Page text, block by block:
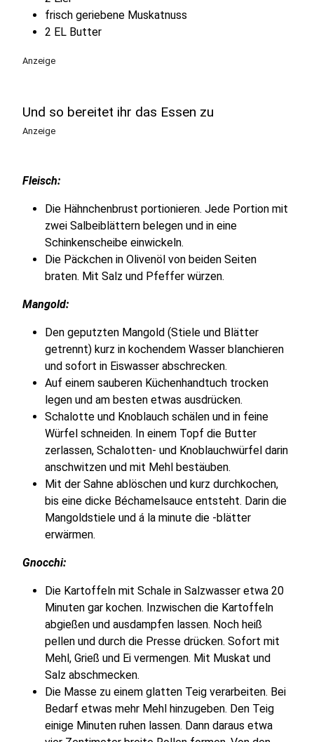
frisch geriebene Muskatnuss
2 EL Butter
Anzeige
Und so bereitet ihr das Essen zu
Anzeige
Fleisch:
Die Hähnchenbrust portionieren. Jede Portion mit
zwei Salbeiblättern belegen und in eine
Schinkenscheibe einwickeln.
Die Päckchen in Olivenöl von beiden Seiten
braten. Mit Salz und Pfeffer würzen.
Mangold:
Den geputzten Mangold (Stiele und Blätter
getrennt) kurz in kochendem Wasser blanchieren
und sofort in Eiswasser abschrecken.
Auf einem sauberen Küchenhandtuch trocken
legen und am besten etwas ausdrücken.
Schalotte und Knoblauch schälen und in feine
Würfel schneiden. In einem Topf die Butter
zerlassen, Schalotten- und Knoblauchwürfel darin
anschwitzen und mit Mehl bestäuben.
Mit der Sahne ablöschen und kurz durchkochen,
bis eine dicke Béchamelsauce entsteht. Darin die
Mangoldstiele und á la minute die -blätter
erwärmen.
Gnocchi:
Die Kartoffeln mit Schale in Salzwasser etwa 20
Minuten gar kochen. Inzwischen die Kartoffeln
abgießen und ausdampfen lassen. Noch heiß
pellen und durch die Presse drücken. Sofort mit
Mehl, Grieß und Ei vermengen. Mit Muskat und
Salz abschmecken.
Die Masse zu einem glatten Teig verarbeiten. Bei
Bedarf etwas mehr Mehl hinzugeben. Den Teig
einige Minuten ruhen lassen. Dann daraus etwa